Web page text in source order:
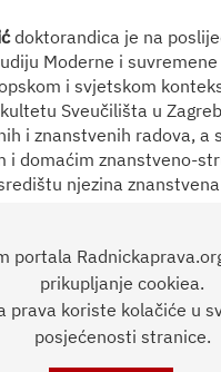
doktorandica je na
Moderne i
i svjetskom
Sveučilišta u
i znanstvenih radova, a
i domaćim znanstveno-
njezina
preuzeti sa stranica
portala
prikupljanje cookiea.
prava koriste kolačiće u
posjećenosti stranice.